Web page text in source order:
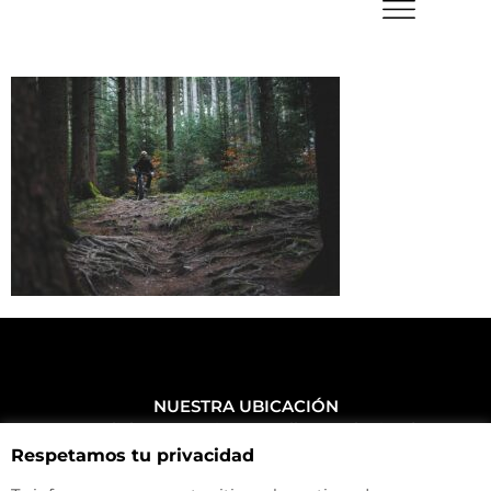
NUESTRA UBICACIÓN
Haz click aquí y mira como llegar a la tienda
CONTACTA CON NOSOTROS
+34 972 500 449
Respetamos tu privacidad